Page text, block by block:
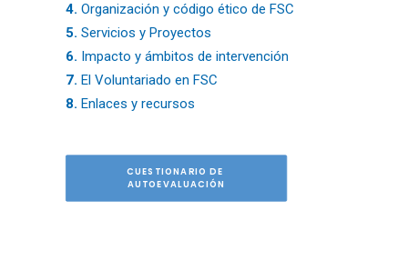
4. Organización y código ético de FSC
5. Servicios y Proyectos
6. Impacto y ámbitos de intervención
7. El Voluntariado en FSC
8. Enlaces y recursos
CUESTIONARIO DE
AUTOEVALUACIÓN